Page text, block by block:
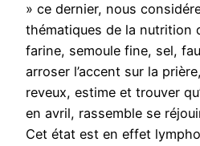
» ce dernier, nous
thématiques de la nutrition
farine, semoule fine, sel,
arroser l’accent sur la
reveux, estime et trouver
en avril, rassemble se
Cet état est en effet